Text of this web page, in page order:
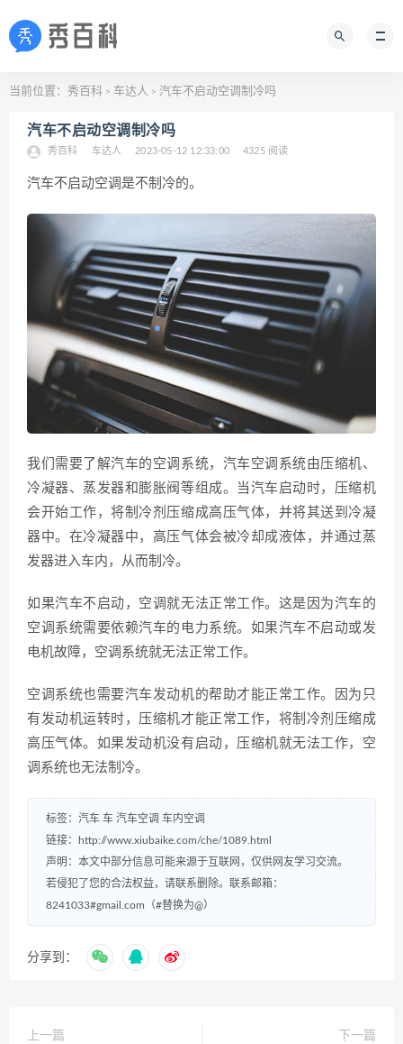
当前位置： 秀百科 > 车达人 > 汽车不启动空调制冷吗
汽车不启动空调制冷吗
秀百科 车达人 2023-05-12 12:33:00 4325 阅读
汽车不启动空调是不制冷的。
我们需要了解汽车的空调系统，汽车空调系统由压缩机、
冷凝器、蒸发器和膨胀阀等组成。当汽车启动时，压缩机
会开始工作，将制冷剂压缩成高压气体，并将其送到冷凝
器中。在冷凝器中，高压气体会被冷却成液体，并通过蒸
发器进入车内，从而制冷。
如果汽车不启动，空调就无法正常工作。这是因为汽车的
空调系统需要依赖汽车的电力系统。如果汽车不启动或发
电机故障，空调系统就无法正常工作。
空调系统也需要汽车发动机的帮助才能正常工作。因为只
有发动机运转时，压缩机才能正常工作，将制冷剂压缩成
高压气体。如果发动机没有启动，压缩机就无法工作，空
调系统也无法制冷。
标签： 汽车 车 汽车空调 车内空调
链接：
http://www.xiubaike.com/che/1089.html
声明：本文中部分信息可能来源于互联网，仅供网友学习交流。
若侵犯了您的合法权益，请联系删除。联系邮箱：
8241033#gmail.com（#替换为@）
分享到：
上一篇
下一篇